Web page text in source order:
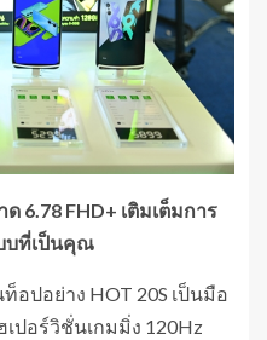
ด 6.78 FHD+ เติมเต็มการ
บที่เป็นคุณ
อปอย่าง HOT 20S เป็นมือ
ปอร์วิชั่นเกมมิ่ง 120Hz